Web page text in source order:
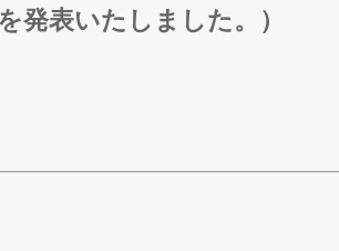
発表いたしました。）